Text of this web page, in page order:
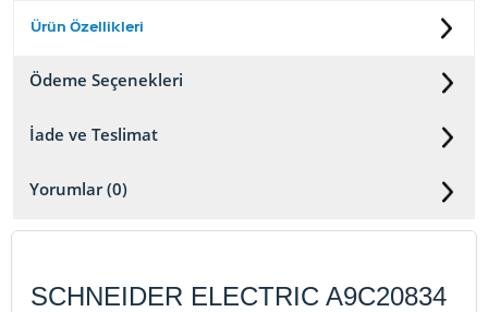
Ürün Özellikleri
Ödeme Seçenekleri
İade ve Teslimat
Yorumlar (0)
SCHNEIDER ELECTRIC A9C20834